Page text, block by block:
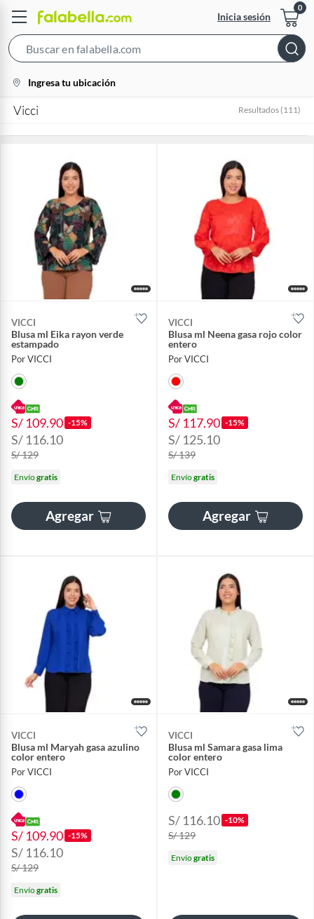
Inicia sesión
Bar
location-
icon
Ingresa tu ubicación
Vicci Resultados (111)
VICCI
Blusa ml Eika rayon verde
estampado
Por VICCI
S/ 109.90 -15%
S/ 116.10
S/ 129
Envíogratis
Agregar
VICCI
Blusa ml Neena gasa rojo color
entero
Por VICCI
S/ 117.90 -15%
S/ 125.10
S/ 139
Envíogratis
Agregar
VICCI
Blusa ml Maryah gasa azulino
color entero
Por VICCI
S/ 109.90 -15%
S/ 116.10
S/ 129
Envíogratis
VICCI
Blusa ml Samara gasa lima
color entero
Por VICCI
S/ 116.10 -10%
S/ 129
Envíogratis